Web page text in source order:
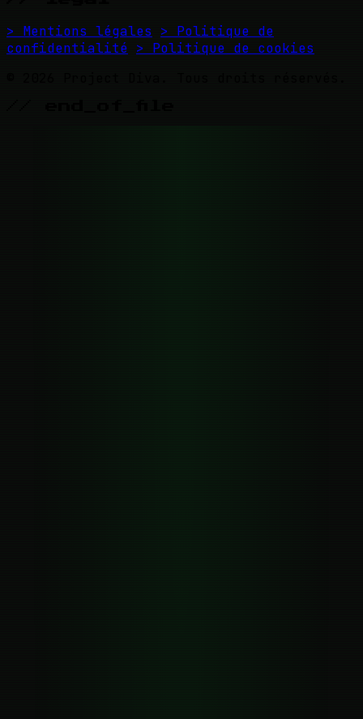
> Mentions légales
> Politique de
confidentialité > Politique de cookies